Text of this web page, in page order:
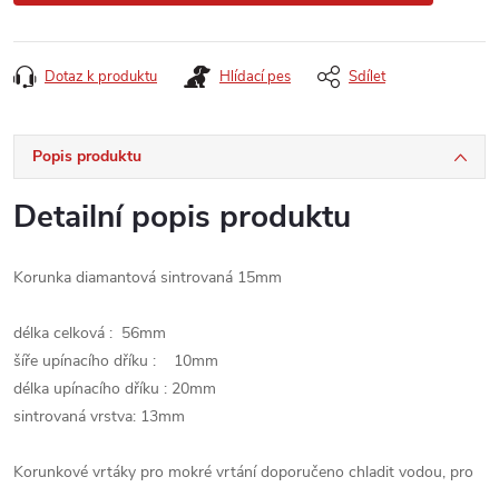
Dotaz k produktu Hlídací pes Sdílet
Popis produktu
Detailní popis produktu
Korunka diamantová sintrovaná 15mm
délka celková : 56mm
šíře upínacího dříku : 10mm
délka upínacího dříku : 20mm
sintrovaná vrstva: 13mm
Korunkové vrtáky pro mokré vrtání doporučeno chladit vodou, pro